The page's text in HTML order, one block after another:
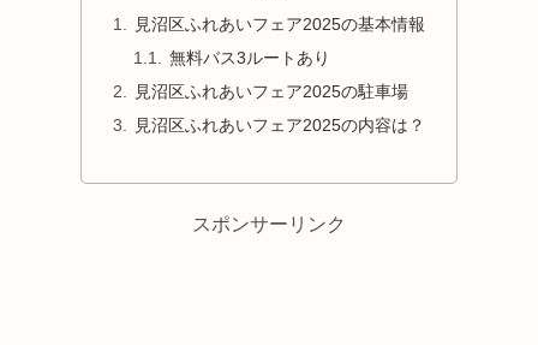
見沼区ふれあいフェア2025の基本情報
無料バス3ルートあり
見沼区ふれあいフェア2025の駐車場
見沼区ふれあいフェア2025の内容は？
スポンサーリンク